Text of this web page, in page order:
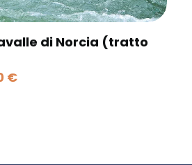
di Norcia (tratto
€Fascia